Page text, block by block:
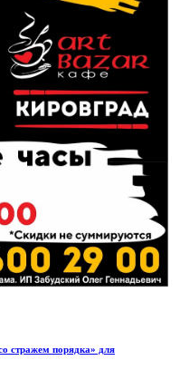
стражем порядка» для